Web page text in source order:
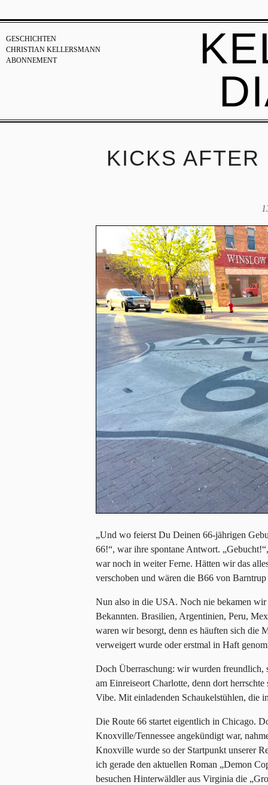
GESCHICHTEN
CHRISTIAN KELLERSMANN
ABONNEMENT
KICKS
„Und wo feierst Du Deinen 66-jährigen
66!“, war ihre spontane Antwort.
war noch in weiter Ferne. Hätten wir das
verschoben und wären die B66 von
Nun also in die USA. Noch nie bekamen
Bekannten. Brasilien, Argentinien, Peru,
waren wir besorgt, denn es häuften sich die
verweigert wurde oder erstmal in Haft
Doch Überraschung: wir wurden
am Einreiseort Charlotte, denn dort
Vibe. Mit einladenden Schaukelstühlen, die
Die Route 66 startet eigentlich in Chicago.
Knoxville/Tennessee angekündigt war,
Knoxville wurde so der Startpunkt unserer
ich gerade den aktuellen Roman „Demon
besuchen Hinterwäldler aus Virginia die